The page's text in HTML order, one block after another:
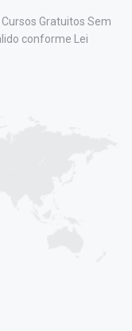
Gratuitos Sem
conforme Lei